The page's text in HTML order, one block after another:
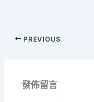
PREVIOUS
發佈留言